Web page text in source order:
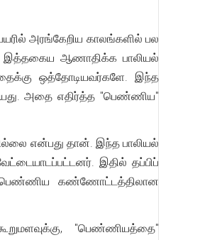
அரங்கேறிய காலங்களில் பல
இத்தகைய ஆணாதிக்க பாலியல்
ஒத்தோடியவர்களே. இந்த
அதை எதிர்த்த "பெண்ணிய"
என்பது தான். இந்த பாலியல்
இதில் தப்பிப்
பெண்ணிய கண்ணோட்டத்திலான
"பெண்ணியத்தை"